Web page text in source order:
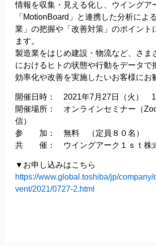
情報を収集・見える化し、ウイングア
「MotionBoard」と連携した分析によ
業」の把握や「改善対策」のポイント
ます。
製造業をはじめ建設・物流など、さま
におけるヒトの状態や行動をデータで
効率化や改善を実施したいお客様にお
開催日時： 2021年7月27日（火）
開催場所： オンラインセミナー（
信）
参 加： 無料 （定員８０名）
共 催： ウイングアーク１ｓｔ株
▼お申し込みはこちら
https://www.global.toshiba/jp/
vent/2021/0727-2.html